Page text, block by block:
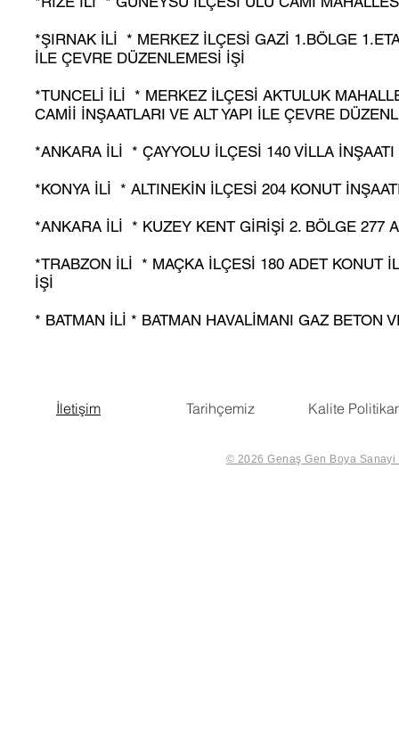
*ŞIRNAK İLİ * MERKEZ İLÇESİ GAZİ 1.BÖLGE
İLE ÇEVRE DÜZENLEMESİ İŞİ
*TUNCELİ İLİ * MERKEZ İLÇESİ AKTULUK
CAMİİ İNŞAATLARI VE ALT YAPI İLE ÇEVRE
*ANKARA İLİ * ÇAYYOLU İLÇESİ 140 VİLLA İNŞAATI
*KONYA İLİ * ALTINEKİN İLÇESİ 204 KONUT
*ANKARA İLİ * KUZEY KENT GİRİŞİ 2. BÖLGE 277
*TRABZON İLİ * MAÇKA İLÇESİ 180 ADET KONUT
İŞİ
* BATMAN İLİ * BATMAN HAVALİMANI GAZ BETON
Tarihçemiz Kalite
İletişim
© 2026 Genaş Gen Boya Sanayi